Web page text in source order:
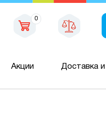
0
Акции Доставка